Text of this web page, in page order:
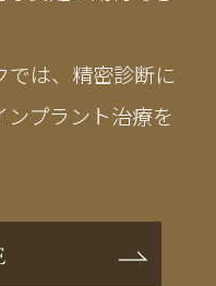
では、精密診断に
プラント治療を